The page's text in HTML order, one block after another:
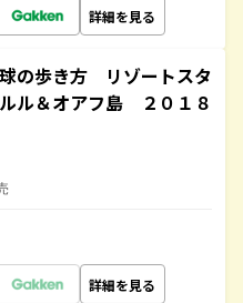
詳細を見る
の歩き方 リゾートスタ
ル＆オアフ島 ２０１８
詳細を見る